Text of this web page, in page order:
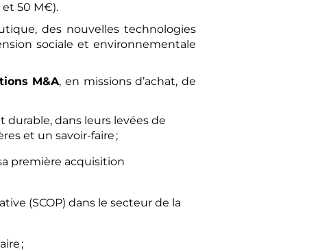
et 50 M€).
des nouvelles technologies
sociale et environnementale
M&A, en missions d’achat, de
dans leurs levées de
et un savoir-faire ;
première acquisition
(SCOP) dans le secteur de la
;